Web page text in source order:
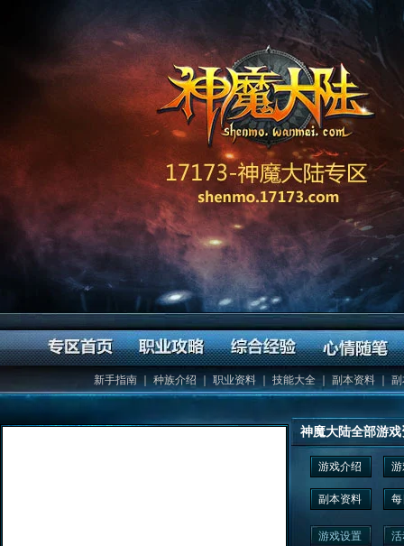
新手指南 种族介绍 ｜ 职业资料 ｜技能大全｜ 副本资料 ｜
神魔大陆全部游戏
游戏介绍
副本资料
游戏设置